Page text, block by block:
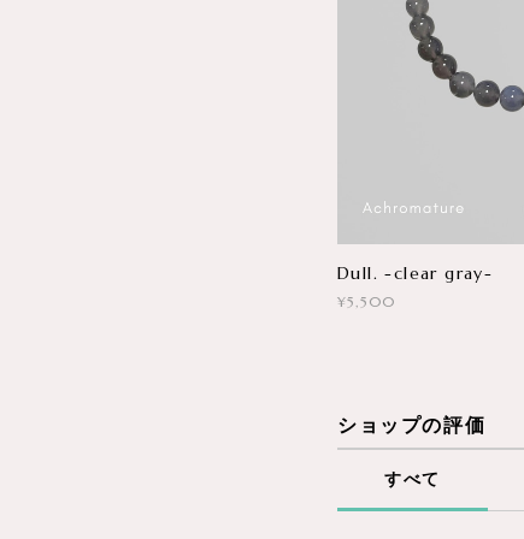
Dull. -clear gray-
¥5,500
ショップの評価
すべて